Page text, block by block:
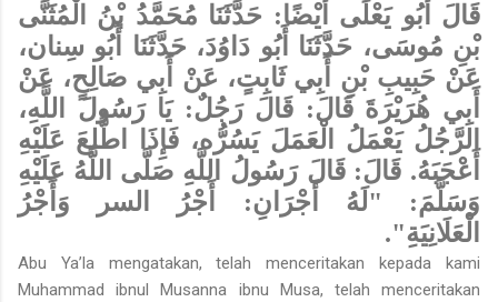
قَالَ أَبُو يَعْلَى أَيْضًا: حَدَّثَنَا مُحَمَّدُ بْنُ الْمُثَنَّى
بْنِ مُوسَى، حَدَّثَنَا أَبُو دَاوُدَ، حَدَّثَنَا أَبُو سِنان،
عَنْ حَبِيبِ بْنِ أَبِي ثَابِتٍ، عَنْ أَبِي صَالِحٍ، عَنْ
أَبِي هُرَيْرَةَ قَالَ: قَالَ رَجُلٌ: يَا رَسُولَ اللَّهِ،
الرَّجُلُ يَعْمَلُ الْعَمَلَ يَسُرُّه، فَإِذَا اطُّلعَ عَلَيْهِ
أَعْجَبَهُ. قَالَ: قَالَ رَسُولُ اللَّهِ صَلَّى اللَّهُ عَلَيْهِ
وَسَلَّمَ: "لَهُ أَجْرَانِ: أَجْرُ السر
وَأَجْرُ
الْعَلَانِيَةِ".
Abu Ya’la mengatakan, telah menceritakan kepada kami
Muhammad ibnul Musanna ibnu Musa, telah menceritakan